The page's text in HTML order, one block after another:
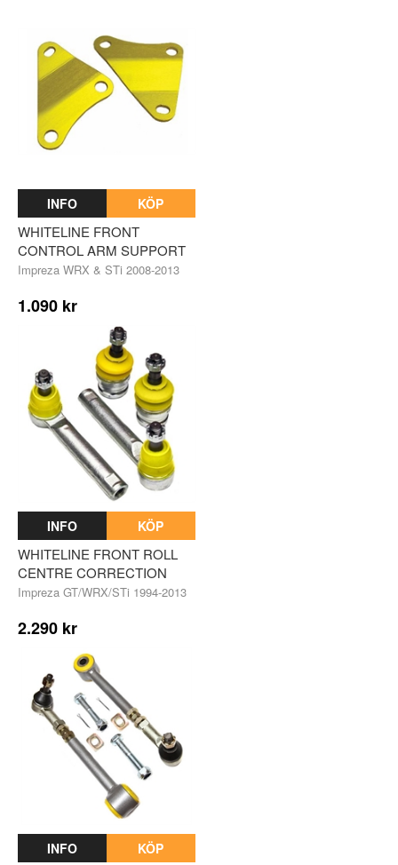
INFO KÖP
WHITELINE FRONT
CONTROL ARM SUPPORT
Impreza WRX & STi 2008-2013
1.090 kr
INFO KÖP
WHITELINE FRONT ROLL
CENTRE CORRECTION
Impreza GT/WRX/STi 1994-2013
2.290 kr
INFO KÖP